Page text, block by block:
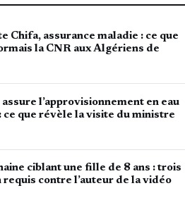
Chifa, assurance maladie : ce que
la CNR aux Algériens de
l’approvisionnement en eau
ce que révèle la visite du ministre
ciblant une fille de 8 ans : trois
requis contre l’auteur de la vidéo